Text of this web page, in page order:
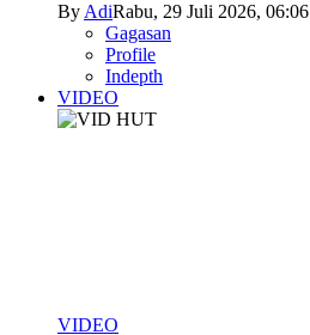
ByAdiRabu, 29 Juli 2026, 06:06
Gagasan
Profile
Indepth
VIDEO
VIDEO